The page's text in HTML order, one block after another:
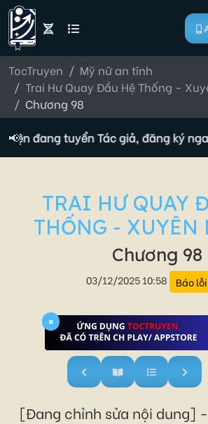
TocTruyen
Mỹ nữ an tĩnh
Trai Hư Quay Đầu Hệ Thống -
Chương 98
📢 đang tuyển Tác giả, đăng ký
TRAI HƯ QUAY
THỐNG - XUYÊN
Chương 98
03/12/2025 10:58 Báo lỗi
×
[Đang chỉnh sửa nội dung]